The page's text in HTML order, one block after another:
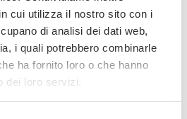
cui utilizza il nostro sito con i
di analisi dei dati web,
i quali potrebbero combinarle
ha fornito loro o che hanno
dei loro servizi.
rate con
al 100%